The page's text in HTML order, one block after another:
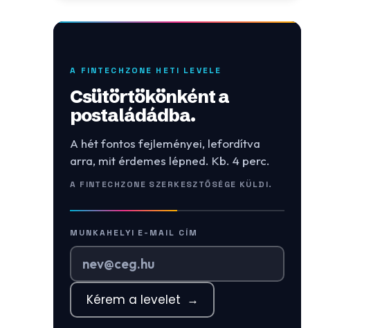
A FINTECHZONE HETI LEVELE
Csütörtökönként a
postaládádba.
A hét fontos fejleményei, lefordítva
arra, mit érdemes lépned. Kb. 4 perc.
A FINTECHZONE SZERKESZTŐSÉGE KÜLDI.
MUNKAHELYI E-MAIL CÍM
Kérem a levelet →